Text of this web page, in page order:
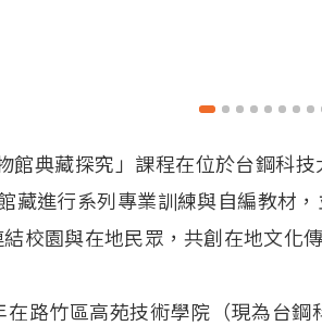
館典藏探究」課程在位於台鋼科
藏進行系列專業訓練與自編教材
校園與在地民眾，共創在地文化
在路竹區高苑技術學院（現為台